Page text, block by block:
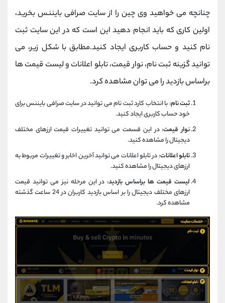
چنانچه می خواهید وی چین را از سایت صرافی بایننس بخرید،
اولین کاری که باید انجام دهید این است که در این سایت ثبت
نام کنید و حساب کاربری ایجاد کنید.مطابق با شکل زیر، می
توانید گزینه ثبت نام، نوار قیمت، تابلو اعلانات و لیست قیمت ها
براساس بازدید را می توان مشاهده کرد.
ثبت نام: با انتخاب کارد ثبت نام می توانید در سایت صرافی بایننس برای
خود حساب کاربری ایجاد کنید.
نوار قیمت: در این قسمت می توانید تغییرات قیمت ارزهای مختلف
دیجیتال را مشاهده کنید.
تابلو اعلانات: در تابلو اعلانات می توانید آخرین اخابر و تغییرات مربوط به
ارزهای دیجیتال را مشاهده کنید.
لیست قیمت ها براساس بازدید: در این مرحله نیز می توانید قیمت
ارزهای مختلف دیجیتال را بر اساس بازدید کاربران در 24 ساعت گذشته
مشاهده کرد.